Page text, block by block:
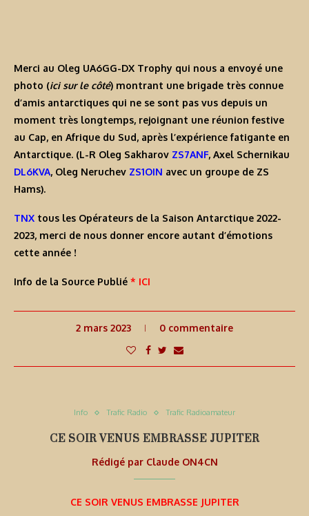
Merci au Oleg UA6GG-DX Trophy qui nous a envoyé une
photo (ici sur le côté) montrant une brigade très connue
d’amis antarctiques qui ne se sont pas vus depuis un
moment très longtemps, rejoignant une réunion festive
au Cap, en Afrique du Sud, après l’expérience fatigante en
Antarctique. (L-R Oleg Sakharov ZS7ANF, Axel Schernikau
DL6KVA, Oleg Neruchev ZS1OIN avec un groupe de ZS
Hams).
TNX tous les Opérateurs de la Saison Antarctique 2022-
2023, merci de nous donner encore autant d’émotions
cette année !
Info de la Source Publié * ICI
2 mars 2023 0 commentaire
Info Trafic Radio Trafic Radioamateur
CE SOIR VENUS EMBRASSE JUPITER
Rédigé par Claude ON4CN
CE SOIR VENUS EMBRASSE JUPITER